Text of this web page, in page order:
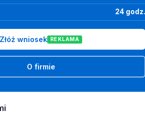
24 godz.
Złóż wniosek REKLAMA
O firmie